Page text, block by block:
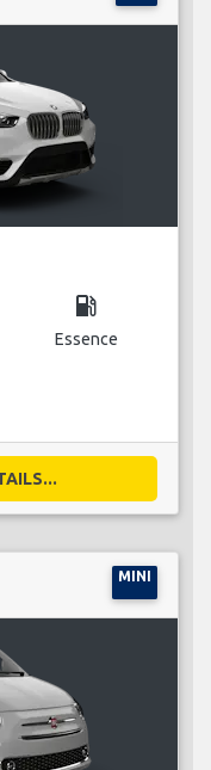
local_gas_station
Essence
MINI